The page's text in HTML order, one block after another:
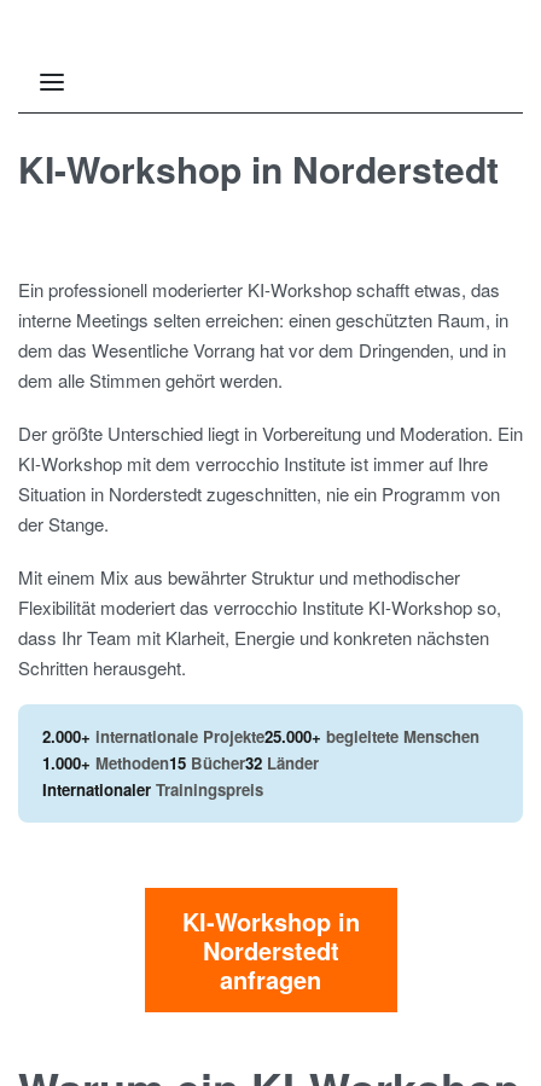
KI-Workshop in Norderstedt
Ein professionell moderierter KI-Workshop schafft etwas, das
interne Meetings selten erreichen: einen geschützten Raum, in
dem das Wesentliche Vorrang hat vor dem Dringenden, und in
dem alle Stimmen gehört werden.
Der größte Unterschied liegt in Vorbereitung und Moderation. Ein
KI-Workshop mit dem verrocchio Institute ist immer auf Ihre
Situation in Norderstedt zugeschnitten, nie ein Programm von
der Stange.
Mit einem Mix aus bewährter Struktur und methodischer
Flexibilität moderiert das verrocchio Institute KI-Workshop so,
dass Ihr Team mit Klarheit, Energie und konkreten nächsten
Schritten herausgeht.
2.000+ internationale Projekte25.000+ begleitete Menschen
1.000+ Methoden15 Bücher32 Länder
Internationaler Trainingspreis
KI-Workshop in
Norderstedt
anfragen